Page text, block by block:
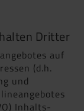
Dritter
auf
(d.h.
und
Inhalts-